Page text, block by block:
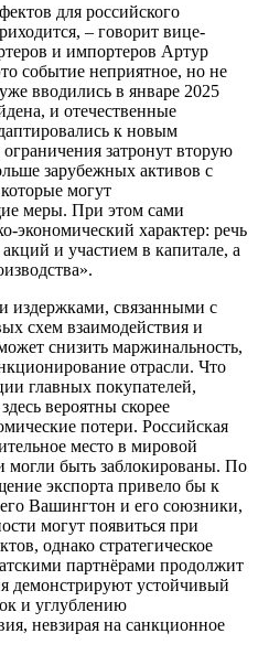
для российского
– говорит вице-
и импортеров Артур
событие неприятное, но не
вводились в январе 2025
и отечественные
к новым
затронут вторую
зарубежных активов с
могут
меры. При этом сами
экономический характер: речь
и участием в капитале, а
издержками, связанными с
схем взаимодействия и
снизить маржинальность,
отрасли. Что
главных покупателей,
вероятны скорее
потери. Российская
место в мировой
могли быть заблокированы. По
экспорта привело бы к
Вашингтон и его союзники,
могут появиться при
однако стратегическое
партнёрами продолжит
демонстрируют устойчивый
и углублению
невзирая на санкционное